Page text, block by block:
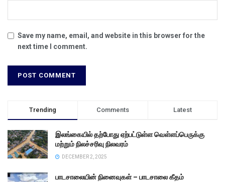
Save my name, email, and website in this browser for the
next time I comment.
Trending Comments Latest
இலங்கையில் தற்போது ஏற்பட்டுள்ள வெள்ளப்பெருக்கு
மற்றும் நிலச்சரிவு நிலவரம்
DECEMBER 2, 2025
பாடசாலையின் நினைவுகள் – பாடசாலை கீதம்